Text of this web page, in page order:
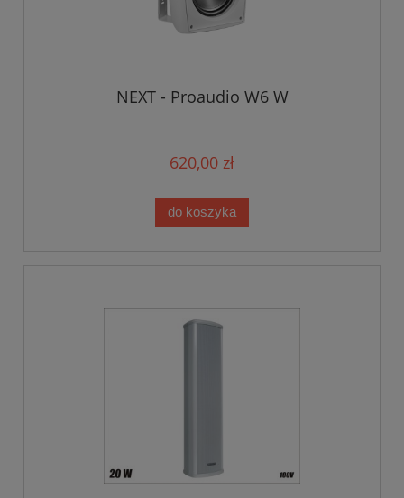
NEXT - Proaudio W6 W
620,00 zł
do koszyka